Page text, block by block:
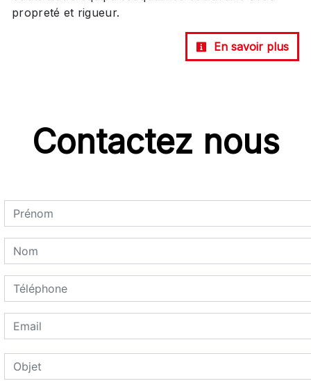
propreté et rigueur.
En savoir plus
Contactez nous